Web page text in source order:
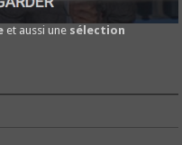
et aussi une sélection